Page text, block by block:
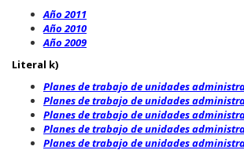
Año 2011
Año 2010
Año 2009
Literal k)
Planes de trabajo de unidades
Planes de trabajo de unidades
Planes de trabajo de unidades
Planes de trabajo de unidades
Planes de trabajo de unidades